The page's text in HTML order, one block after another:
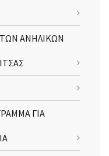
ΑΝΗΛΙΚΩΝ
ΓΙΑ